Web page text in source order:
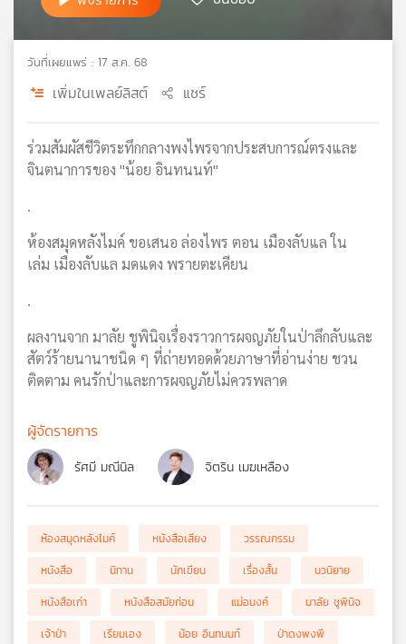
แผนที่
วิทยุ
เครือ
วันที่เผยแพร่ : 17 ส.ค. 68
เพิ่มในเพลย์ลิสต์ แชร์
ร่วมสัมผัสชีวิตระทึกกลางพงไพรจากประสบการณ์ตรงและ
จินตนาการของ "น้อย อินทนนท์"
.
ห้องสมุดหลังไมค์ ขอเสนอ ล่องไพร ตอน เมืองลับแล ใน
เล่ม เมืองลับแล มดแดง พรายตะเคียน
.
ผลงานจาก มาลัย ชูพินิจเรื่องราวการผจญภัยในป่าลึกลับและ
สัตว์ร้ายนานาชนิด ๆ ที่ถ่ายทอดด้วยภาษาที่อ่านง่าย ชวน
ติดตาม คนรักป่าและการผจญภัยไม่ควรพลาด
ผู้จัดรายการ
รัศมี มณีนิล จิตริน เมฆเหลือง
ห้องสมุดหลังไมค์ หนังสือเสียง
วรรณกรรม
หนังสือ
นิทาน นักเขียน เรื่องสั้น
นวนิยาย
หนังสือเก่า
หนังสือสมัยก่อน แม่อนงค์
มาลัย ชูพินิจ
เจ้าป่า
เรียมเอง น้อย อินทนนท์
ป่าดงพงพี